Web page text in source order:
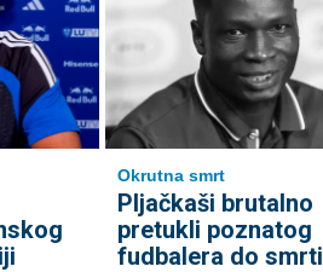
Okrutna smrt
Pljačkaši brutalno
pretukli poznatog
fudbalera do smrti